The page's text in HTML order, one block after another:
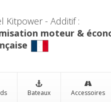
Kitpower - Additif :
moteur &
Bateaux Accessoires